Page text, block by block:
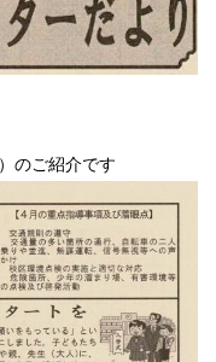
のご紹介です